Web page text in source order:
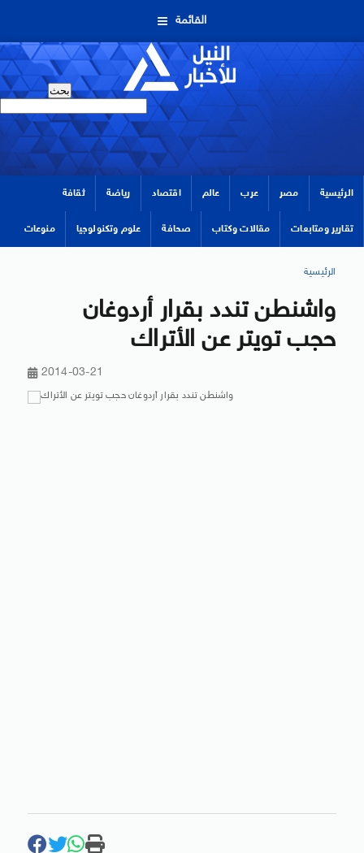
القائمة
الرئيسية مصر عرب عالم اقتصاد رياضة ثقافة
تقارير ومتابعات مقالات وكتاب صحافة علوم وتكنولوجيا منوعات
الرئيسية
واشنطن تندد بقرار أردوغان
حجب تويتر عن الأتراك
2014-03-21